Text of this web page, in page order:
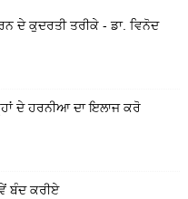
ਦੇ ਕੁਦਰਤੀ ਤਰੀਕੇ - ਡਾ. ਵਿਨੋਦ
ਦੇ ਹਰਨੀਆ ਦਾ ਇਲਾਜ ਕਰੋ
ਬੰਦ ਕਰੀਏ